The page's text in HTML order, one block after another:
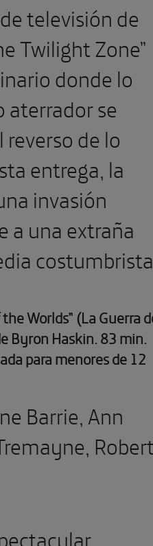
televisión de
Twilight Zone”
donde lo
se
de lo
entrega, la
invasión
a una extraña
Worlds” (La Guerra
Byron Haskin. 83 min.
para menores de 12
Barrie, Ann